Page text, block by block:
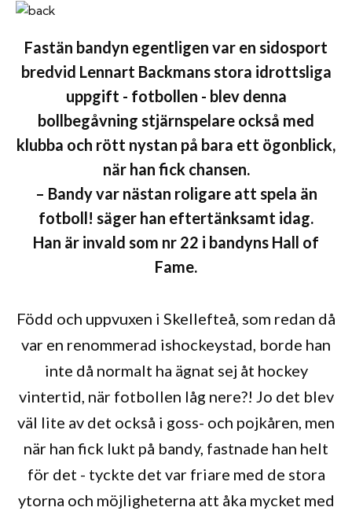
Fastän bandyn egentligen var en sidosport
bredvid Lennart Backmans stora idrottsliga
uppgift - fotbollen - blev denna
bollbegåvning stjärnspelare också med
klubba och rött nystan på bara ett ögonblick,
när han fick chansen.
– Bandy var nästan roligare att spela än
fotboll! säger han eftertänksamt idag.
Han är invald som nr 22 i bandyns Hall of
Fame.
Född och uppvuxen i Skellefteå, som redan då
var en renommerad ishockeystad, borde han
inte då normalt ha ägnat sej åt hockey
vintertid, när fotbollen låg nere?! Jo det blev
väl lite av det också i goss- och pojkåren, men
när han fick lukt på bandy, fastnade han helt
för det - tyckte det var friare med de stora
ytorna och möjligheterna att åka mycket med